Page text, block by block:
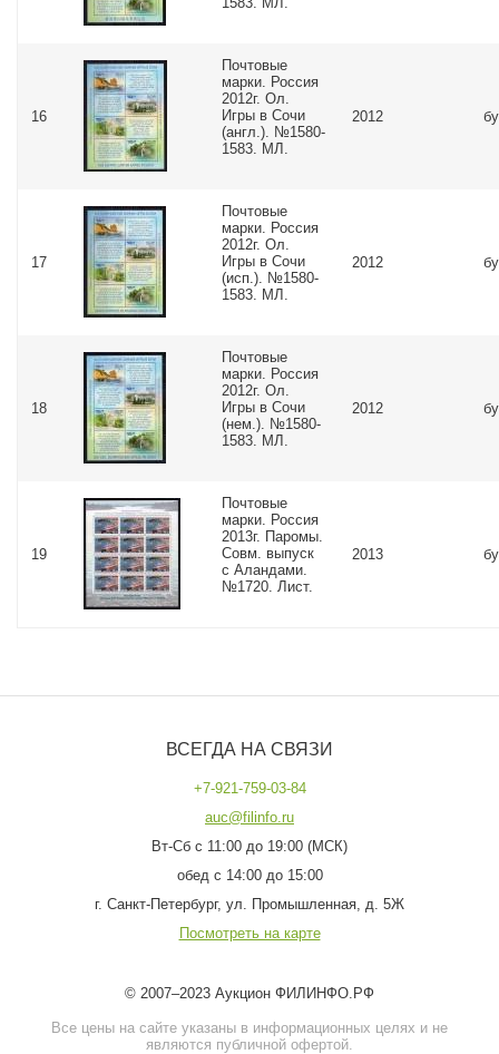
16
Почтовые
марки. Россия
2012г. Ол.
Игры в Сочи
(англ.). №1580-
1583. МЛ.
2012
17
Почтовые
марки. Россия
2012г. Ол.
Игры в Сочи
(исп.). №1580-
1583. МЛ.
2012
18
Почтовые
марки. Россия
2012г. Ол.
Игры в Сочи
(нем.). №1580-
1583. МЛ.
2012
19
Почтовые
марки. Россия
2013г. Паромы.
Совм. выпуск
с Аландами.
№1720. Лист.
2013
ВСЕГДА НА СВЯЗИ
+7-921-759-03-84
auc@filinfo.ru
Вт-Сб с 11:00 до 19:00 (МСК)
обед с 14:00 до 15:00
г. Санкт-Петербург, ул. Промышленная, д. 5Ж
Посмотреть на карте
© 2007–2023 Аукцион ФИЛИНФО.РФ
Все цены на сайте указаны в информационных целях и не
являются публичной офертой.